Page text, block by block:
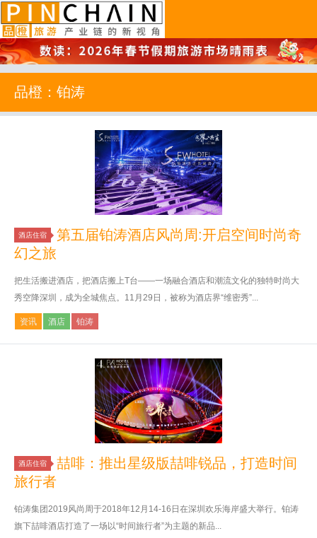
品橙旅游
品橙：铂涛
酒店住宿
第五届铂涛酒店风尚周:开启空间时尚奇
幻之旅
把生活搬进酒店，把酒店搬上T台——一场融合酒店和潮流文化的独特时尚大
秀空降深圳，成为全城焦点。11月29日，被称为酒店界“维密秀”...
资讯 酒店 铂涛
酒店住宿
喆啡：推出星级版喆啡锐品，打造时间
旅行者
铂涛集团2019风尚周于2018年12月14-16日在深圳欢乐海岸盛大举行。铂涛
旗下喆啡酒店打造了一场以“时间旅行者”为主题的新品...